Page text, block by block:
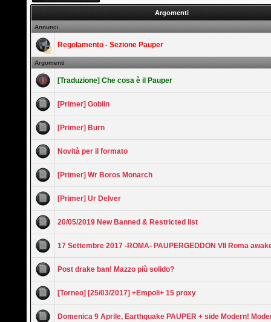
Argomenti
Annunci
Regolamento - Sezione Pauper
Argomenti
[Traduzione] Che cosa è il Pauper
[Primer] Goblin
[Primer] Burn
Novità per il formato
[Primer] Wr Boros Monarch
[Primer] Ur Delver
20/05/2019 New Banned & Restricted list
17 Settembre 2017 -ROMA- PAUPERGEDDON VII Roma
Post drake ban! Mazzo più solido?
[Torneo] [25/03/2017] +Empoli+ 15 proxy
Domenica 9 Aprile, Earthquake PAUPER + side Modern!